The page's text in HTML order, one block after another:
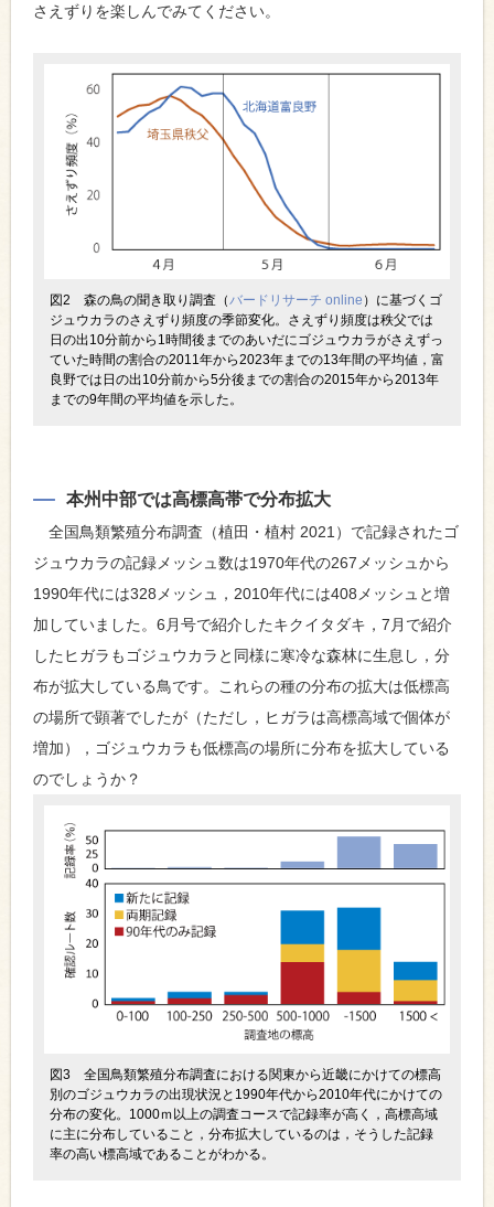
さえずりを楽しんでみてください。
図2 森の鳥の聞き取り調査（バードリサーチ online ）に基づくゴ
ジュウカラのさえずり頻度の季節変化。さえずり頻度は秩父では
日の出10分前から1時間後までのあいだにゴジュウカラがさえずっ
ていた時間の割合の2011年から2023年までの13年間の平均値，富
良野では日の出10分前から5分後までの割合の2015年から2013年
までの9年間の平均値を示した。
本州中部では高標高帯で分布拡大
全国鳥類繁殖分布調査（植田・植村 2021）で記録されたゴ
ジュウカラの記録メッシュ数は1970年代の267メッシュから
1990年代には328メッシュ，2010年代には408メッシュと増
加していました。6月号で紹介したキクイタダキ，7月で紹介
したヒガラもゴジュウカラと同様に寒冷な森林に生息し，分
布が拡大している鳥です。これらの種の分布の拡大は低標高
の場所で顕著でしたが（ただし，ヒガラは高標高域で個体が
増加），ゴジュウカラも低標高の場所に分布を拡大している
のでしょうか？
図3 全国鳥類繁殖分布調査における関東から近畿にかけての標高
別のゴジュウカラの出現状況と1990年代から2010年代にかけての
分布の変化。1000ｍ以上の調査コースで記録率が高く，高標高域
に主に分布していること，分布拡大しているのは，そうした記録
率の高い標高域であることがわかる。